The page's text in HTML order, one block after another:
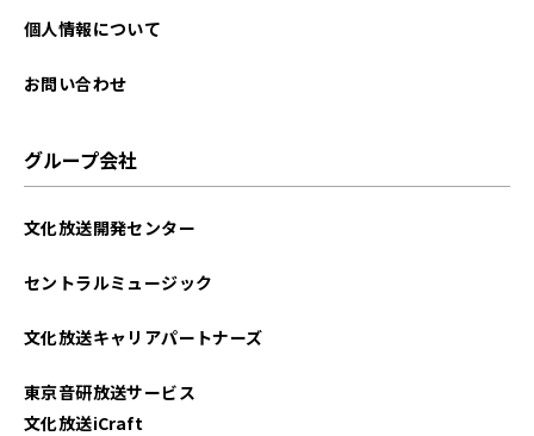
個人情報について
お問い合わせ
グループ会社
文化放送開発センター
セントラルミュージック
文化放送キャリアパートナーズ
東京音研放送サービス
文化放送iCraft